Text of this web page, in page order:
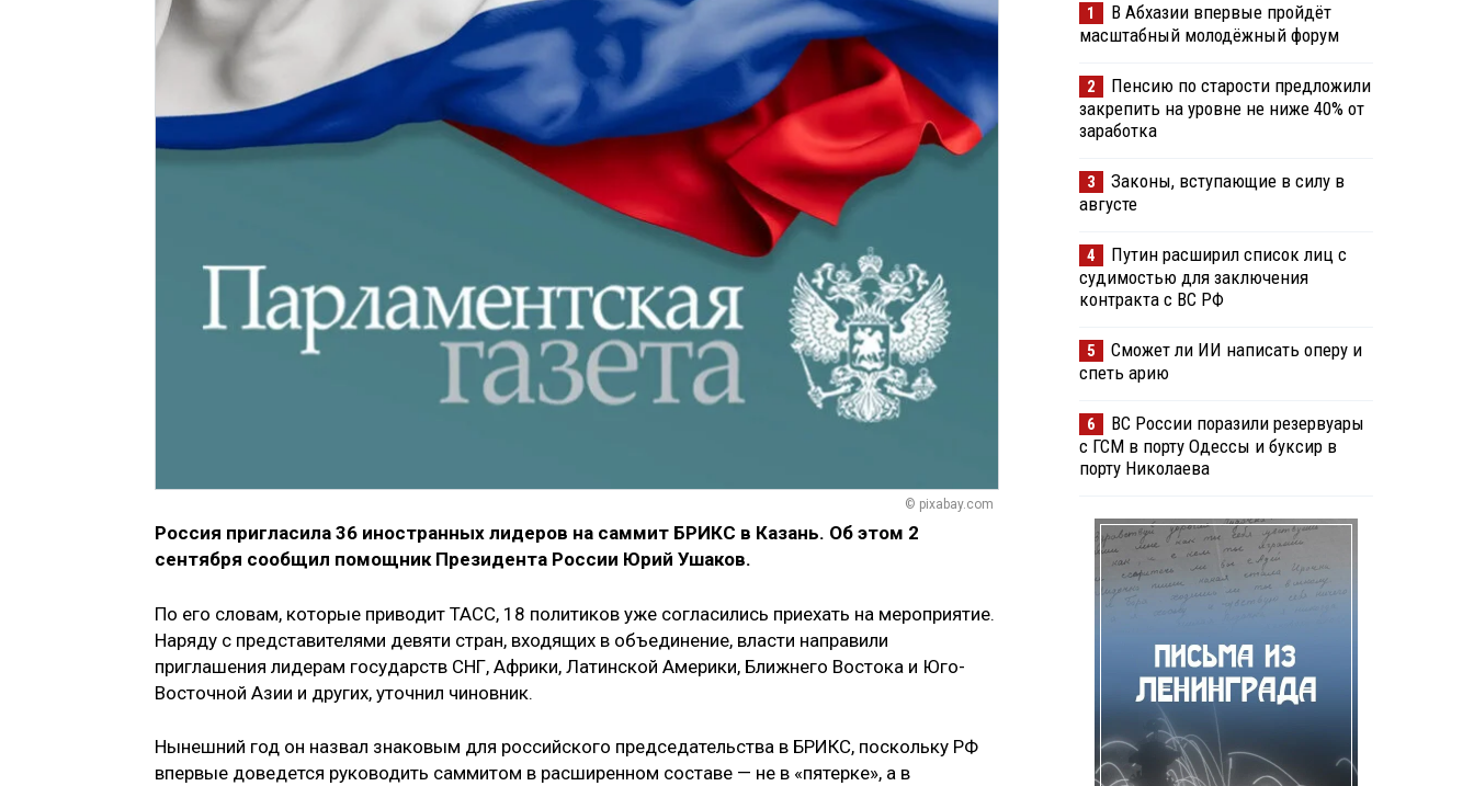
© pixabay.com
Россия пригласила 36 иностранных лидеров на саммит БРИКС в Казань. Об этом 2
сентября сообщил помощник Президента России Юрий Ушаков.
По его словам, которые приводит ТАСС, 18 политиков уже согласились приехать на мероприятие.
Наряду с представителями девяти стран, входящих в объединение, власти направили
приглашения лидерам государств СНГ, Африки, Латинской Америки, Ближнего Востока и Юго-
Восточной Азии и других, уточнил чиновник.
Нынешний год он назвал знаковым для российского председательства в БРИКС, поскольку РФ
впервые доведется руководить саммитом в расширенном составе — не в «пятерке», а в
1
В Абхазии впервые пройдёт
масштабный молодёжный форум
2
Пенсию по старости предложили
закрепить на уровне не ниже 40% от
заработка
3
Законы, вступающие в силу в
августе
4
Путин расширил список лиц с
судимостью для заключения
контракта с ВС РФ
5
Сможет ли ИИ написать оперу и
спеть арию
6
ВС России поразили резервуары
с ГСМ в порту Одессы и буксир в
порту Николаева